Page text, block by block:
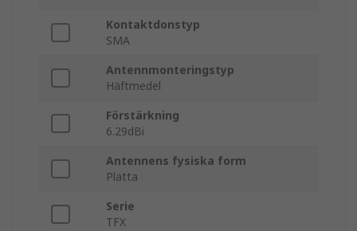
Kontaktdonstyp
SMA
Antennmonteringstyp
Häftmedel
Förstärkning
6.29dBi
Antennens fysiska form
Platta
Serie
TFX